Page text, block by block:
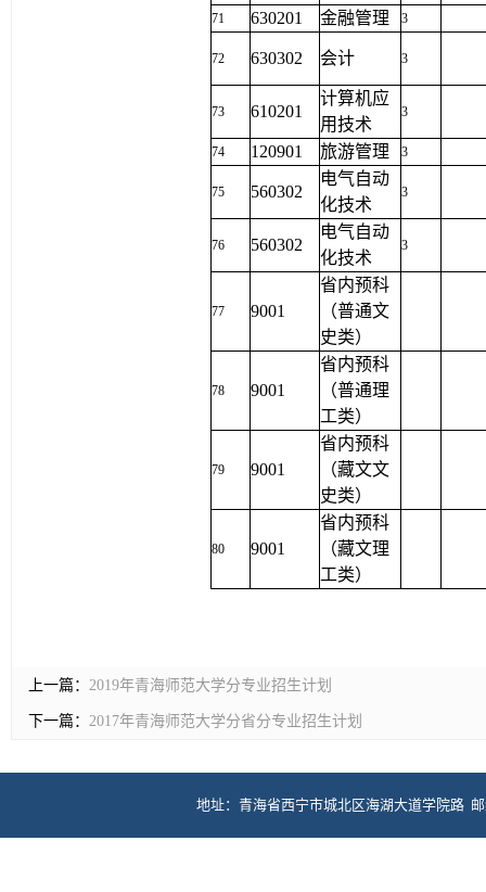
71 630201 金融管理 3
72 630302 会计 3
73 610201
计算机应
用技术
3
74 120901 旅游管理 3
75 560302
电气自动
化技术
3
76 560302
电气自动
化技术
3
77 9001
省内预科
（普通文
史类）
78 9001
省内预科
（普通理
工类）
79 9001
省内预科
（藏文文
史类）
80 9001
省内预科
（藏文理
工类）
上一篇： 2019年青海师范大学分专业招生计划
下一篇： 2017年青海师范大学分省分专业招生计划
地址：青海省西宁市城北区海湖大道学院路